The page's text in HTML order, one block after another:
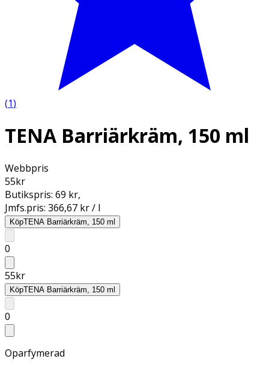
(1)
TENA Barriärkräm, 150 ml
Webbpris
55kr
Butikspris: 69 kr,
Jmfs.pris: 366,67 kr / l
KöpTENA Barriärkräm, 150 ml
0
55kr
KöpTENA Barriärkräm, 150 ml
0
Oparfymerad